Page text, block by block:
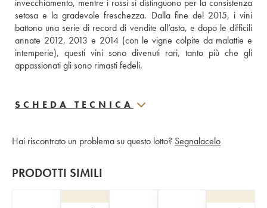
invecchiamento, mentre i rossi si distinguono per la consistenza
setosa e la gradevole freschezza. Dalla fine del 2015, i vini
battono una serie di record di vendite all’asta, e dopo le difficili
annate 2012, 2013 e 2014 (con le vigne colpite da malattie e
intemperie), questi vini sono divenuti rari, tanto più che gli
appassionati gli sono rimasti fedeli.
SCHEDA TECNICA
Hai riscontrato un problema su questo lotto? Segnalacelo
PRODOTTI SIMILI